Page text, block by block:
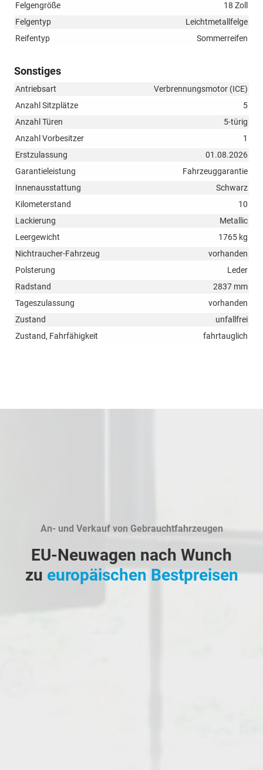
Felgengröße
18 Zoll
Felgentyp
Leichtmetallfelge
Reifentyp
Sommerreifen
Sonstiges
Antriebsart
Verbrennungsmotor (ICE)
Anzahl Sitzplätze
5
Anzahl Türen
5-türig
Anzahl Vorbesitzer
1
Erstzulassung
01.08.2026
Garantieleistung
Fahrzeuggarantie
Innenausstattung
Schwarz
Kilometerstand
10
Lackierung
Metallic
Leergewicht
1765 kg
Nichtraucher-Fahrzeug
vorhanden
Polsterung
Leder
Radstand
2837 mm
Tageszulassung
vorhanden
Zustand
unfallfrei
Zustand, Fahrfähigkeit
fahrtauglich
An- und Verkauf von Gebrauchtfahrzeugen
EU-Neuwagen nach Wunch
zu europäischen Bestpreisen